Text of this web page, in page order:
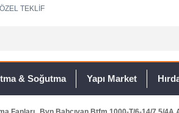
TEKLİF
& Soğutma Yapı Market